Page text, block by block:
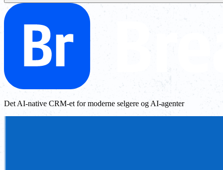
Det AI-native CRM-et for moderne selgere og AI-agenter